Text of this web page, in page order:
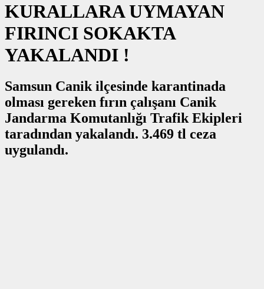
KURALLARA UYMAYAN
FIRINCI SOKAKTA
YAKALANDI !
Samsun Canik ilçesinde karantinada
olması gereken fırın çalışanı Canik
Jandarma Komutanlığı Trafik Ekipleri
taradından yakalandı. 3.469 tl ceza
uygulandı.